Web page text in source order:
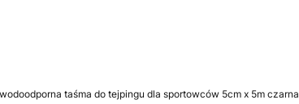
taśma do tejpingu dla sportowców 5cm x 5m czarna